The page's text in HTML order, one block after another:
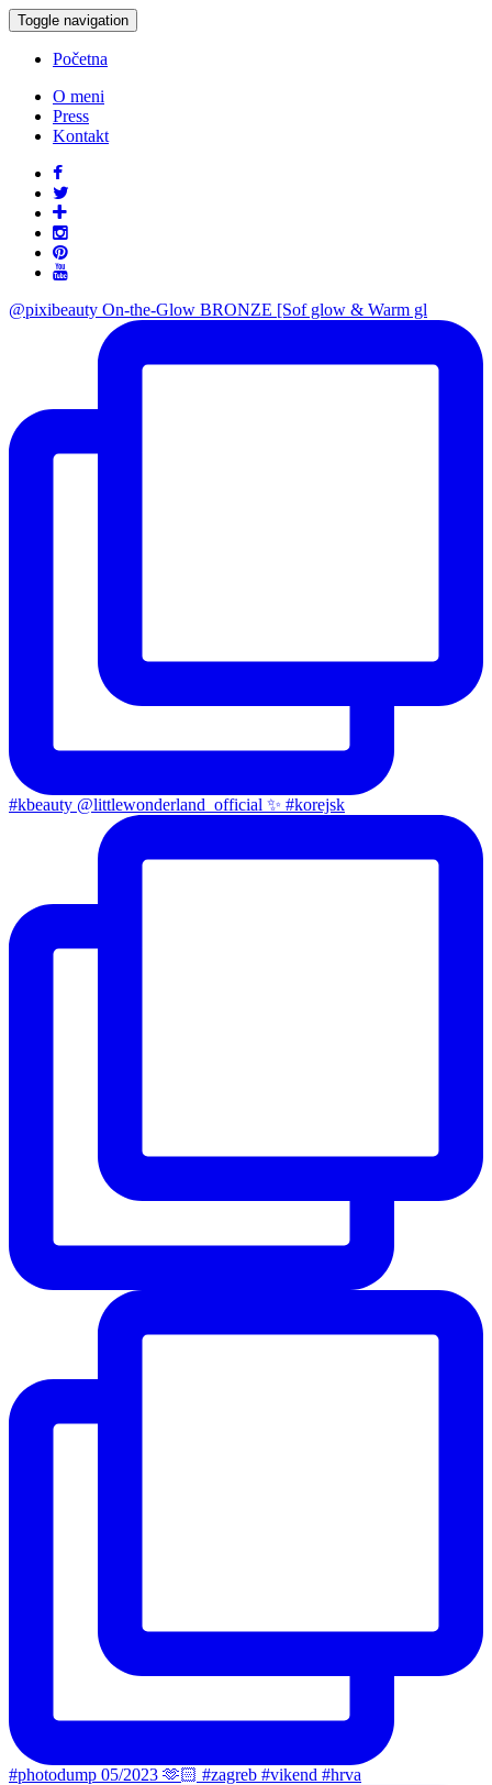
Toggle navigation
Početna
O meni
Press
Kontakt
@pixibeauty On-the-Glow BRONZE [Sof glow & Warm gl
#kbeauty @littlewonderland_official ✨ #korejsk
#photodump 05/2023 🫶🏻 #zagreb #vikend #hrva